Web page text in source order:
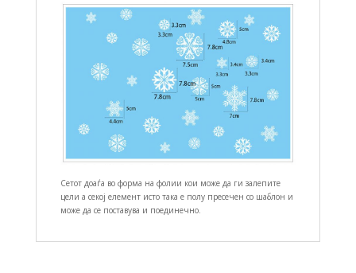
Сетот доаѓа во форма на фолии кои може да ги залепите
цели а секој елемент исто така е полу пресечен со шаблон и
може да се поставува и поединечно.